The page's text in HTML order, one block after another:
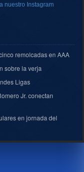
nuestro Instagram
remolcadas en AAA
sobre la verja
Ligas
Jr. conectan
en jornada del